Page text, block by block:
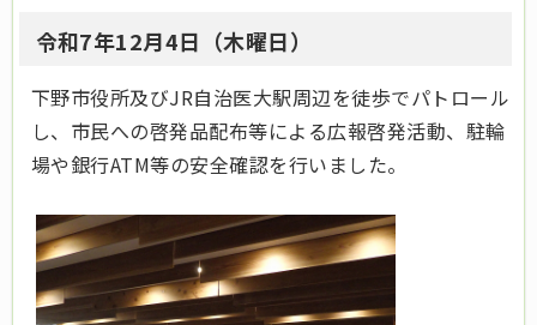
令和7年12月4日（木曜日）
下野市役所及びJR自治医大駅周辺を徒歩でパトロール
し、市民への啓発品配布等による広報啓発活動、駐輪
場や銀行ATM等の安全確認を行いました。